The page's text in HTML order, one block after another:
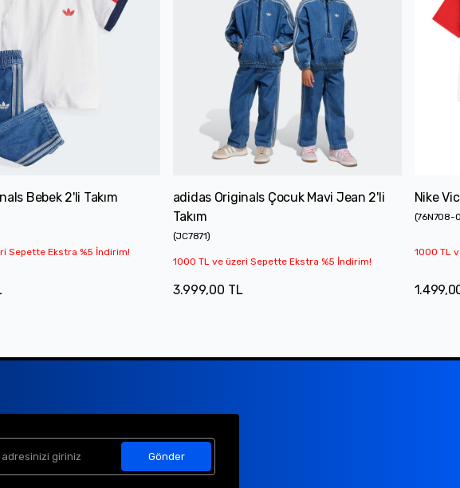
Bebek 2'li Takım
Sepette Ekstra %5 İndirim!
adidas Originals Çocuk Mavi Jean 2'li
Takım
(JC7871)
1000 TL ve üzeri Sepette Ekstra %5 İndirim!
3.999,00 TL
Nike
(76N708-
1000 TL
Gönder